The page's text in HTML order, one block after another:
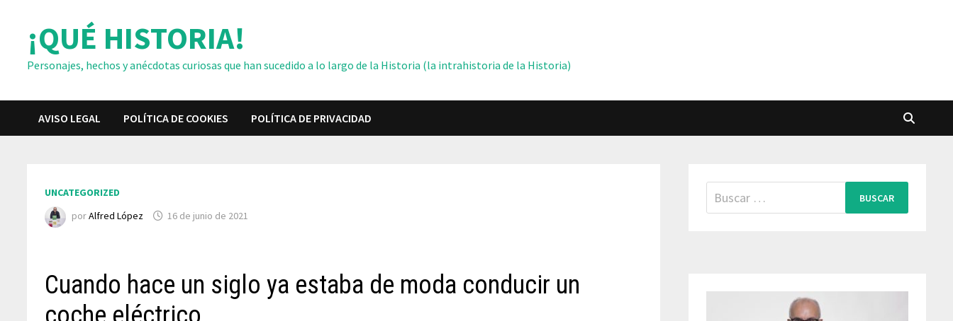
contenido¡QUÉ HISTORIA!
Personajes, hechos y anécdotas curiosas que han sucedido a lo largo de la Historia (la intrahistoria de la Historia)
AVISO LEGAL POLÍTICA DE COOKIES POLÍTICA DE PRIVACIDAD
UNCATEGORIZED
porAlfred López 16 de junio de 2021
Cuando hace un siglo ya estaba de moda conducir un
Buscar: